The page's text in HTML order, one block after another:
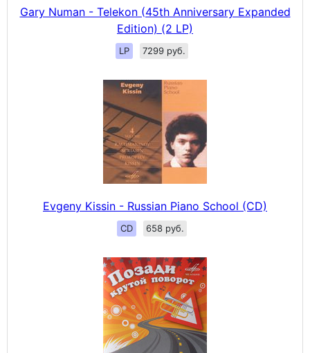
Gary Numan - Telekon (45th Anniversary Expanded
Edition) (2 LP)
LP 7299 руб.
Evgeny Kissin - Russian Piano School (CD)
CD 658 руб.